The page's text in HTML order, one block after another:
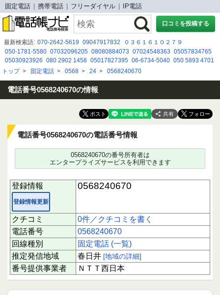
固定電話 携帯電話 フリーダイヤル IP電話
口コミを投稿する
最新検索語: 070-2642-5619 09047917832
０３６１６１０２７９
050-1781-5580 07032096205 08080884073 07024548363 05057834765
05030923926 080 2902 1458 05017827395 06-6734-5040 050 5893 4701
07013429501
08002002023 0361610279 08073629320
06-7526-4700 0800 500 8188 05030937126 09026310058 05054820951
0120-987-300 0800-333-0032
トップ> 固定電話 > 0568 > 24 > 0568240670
電話番号0568240670の情報
共有
電話番号0568240670の電話番号情報
0568240670の番号所有者は
エンタープライズサービスを利用できます
登録情報
登録情報更新
0568240670
クチコミ
0件／クチコミを書く
電話番号
0568240670
回線種別
固定電話 (一覧)
推定発信地域
春日井 [地域の詳細]
番号提供事業者 ＮＴＴ西日本